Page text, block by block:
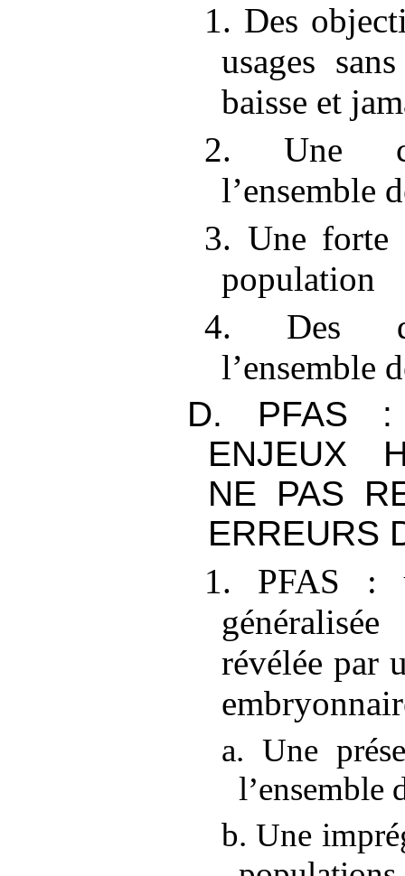
1. Des
usages
baisse et
2. Une
l’ensemble
3. Une forte
population
4. Des
l’ensemble
D. PFAS
ENJEUX
NE PAS
ERREURS
1. PFAS
:
révélée par
a. Une
l’ensemble
b. Une